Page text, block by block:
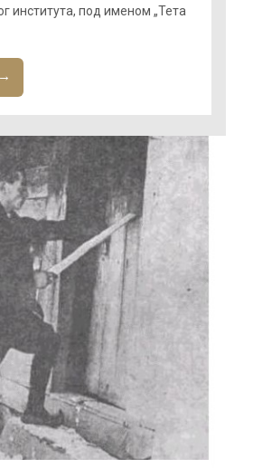
института, под именом „Тета